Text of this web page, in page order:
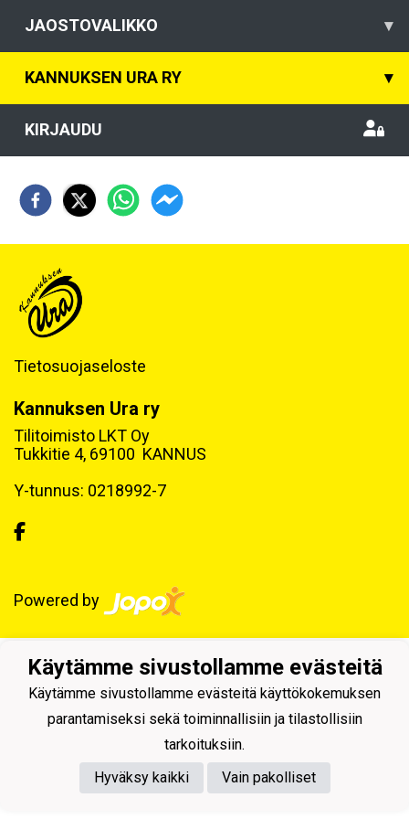
JAOSTOVALIKKO ▾
KANNUKSEN URA RY ▾
KIRJAUDU
Tietosuojaseloste
Kannuksen Ura ry
Tilitoimisto LKT Oy
Tukkitie 4, 69100 KANNUS
Y-tunnus: 0218992-7
Powered by
Käytämme sivustollamme evästeitä
Käytämme sivustollamme evästeitä käyttökokemuksen
parantamiseksi sekä toiminnallisiin ja tilastollisiin
tarkoituksiin.
Hyväksy kaikki
Vain pakolliset